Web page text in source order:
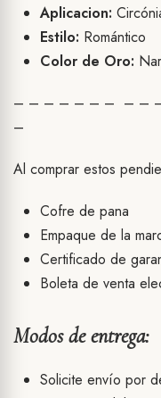
Aplicacion:
Estilo: Romántico
Color de Oro:
– – – – – – – – –
–
Al comprar estos
Cofre de pana
Empaque de la
Certificado de
Boleta de venta
Modos de entrega:
Solicite envío por